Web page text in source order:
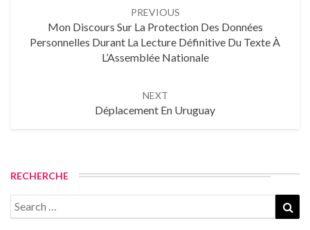
PREVIOUS
Mon Discours Sur La Protection Des Données
Personnelles Durant La Lecture Définitive Du Texte À
L’Assemblée Nationale
NEXT
Déplacement En Uruguay
RECHERCHE
Search
for: